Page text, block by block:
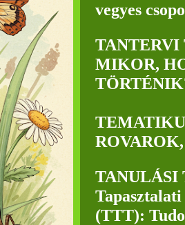
vegyes
MIKOR,
TANULÁSI
(TTT):